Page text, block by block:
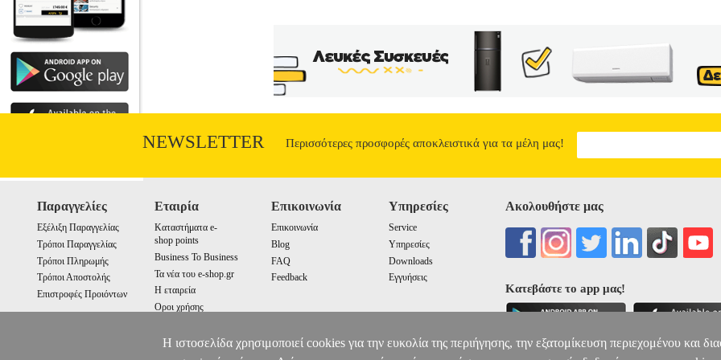
NEWSLETTER Περισσότερες προσφορές αποκλειστικά για τα μέλη μας!
Παραγγελίες
Εξέλιξη Παραγγελίας
Τρόποι Παραγγελίας
Τρόποι Πληρωμής
Τρόποι Αποστολής
Επιστροφές Προιόντων
Εταιρία
Καταστήματα e-
shop points
Business To Business
Τα νέα του e-shop.gr
Η εταιρεία
Οροι χρήσης
Επικοινωνία
Επικοινωνία
Blog
FAQ
Feedback
Υπηρεσίες
Service
Υπηρεσίες
Downloads
Εγγυήσεις
Ακολουθήστε μας
Κατεβάστε το app μας!
Η ιστοσελίδα χρησιμοποιεί cookies για την ευκολία της περιήγησης, την εξατομίκευση περιεχομένου και